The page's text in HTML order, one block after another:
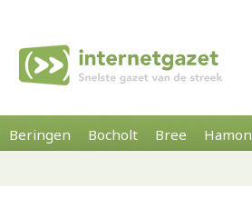
Beringen Bocholt Bree